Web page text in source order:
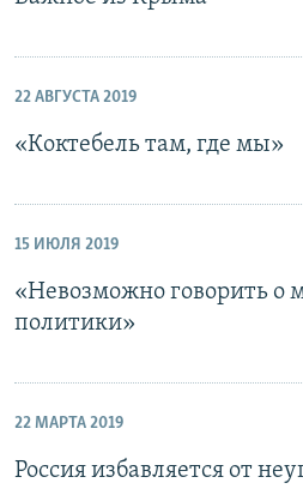
22 АВГУСТА 2019
«Коктебель там, где мы»
15 ИЮЛЯ 2019
«Невозможно говорить о
политики»
22 МАРТА 2019
Россия избавляется от